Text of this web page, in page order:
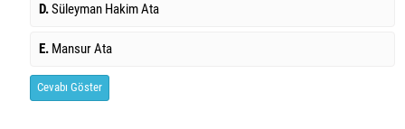
D.Süleyman Hakim Ata
E. Mansur Ata
Cevabı Göster